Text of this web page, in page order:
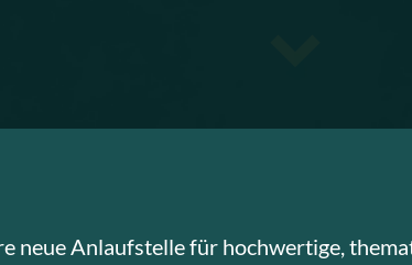
neue Anlaufstelle für hochwertige,